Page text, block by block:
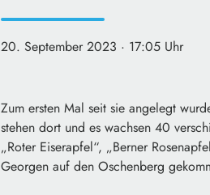
20. September 2023 · 17:05 Uhr
Zum ersten Mal seit sie angelegt
stehen dort und es wachsen 40
„Roter Eiserapfel“, „Berner
Georgen auf den Oschenberg